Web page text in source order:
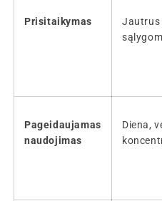
Prisitaikymas
Jautrus
Pageidaujamas
naudojimas
Diena,